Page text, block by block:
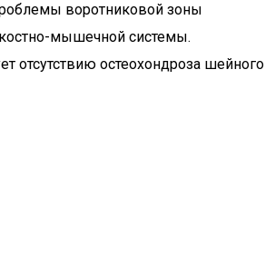
воротниковой зоны
мышечной системы.
отсутствию остеохондроза шейного